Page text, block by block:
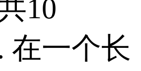
10
在一个长